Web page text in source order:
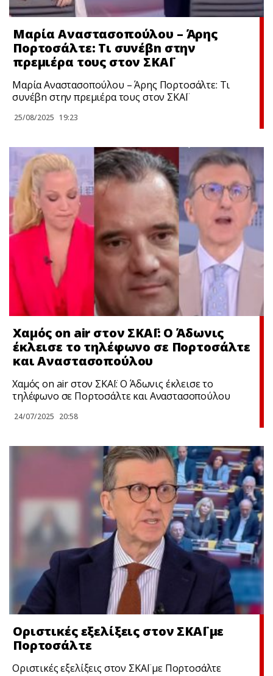
Μαρία Αναστασοπούλου – Άρης
Πορτοσάλτε: Τι συνέβn στην
πρεμιέρα τους στον ΣΚΑΪ
Μαρία Αναστασοπούλου – Άρης Πορτοσάλτε: Τι
συνέβn στην πρεμιέρα τους στον ΣΚΑΪ
25/08/2025 19:23
Χαμός on air στον ΣΚΑΪ: Ο Άδωνις
έκλεισε το τηλέφωνο σε Πορτοσάλτε
και Αναστασοπούλου
Χαμός on air στον ΣΚΑΪ: Ο Άδωνις έκλεισε το
τηλέφωνο σε Πορτοσάλτε και Αναστασοπούλου
24/07/2025 20:58
Οριστικές εξελίξεις στον ΣΚΑΪ με
Πορτοσάλτε
Οριστικές εξελίξεις στον ΣΚΑΪ με Πορτοσάλτε